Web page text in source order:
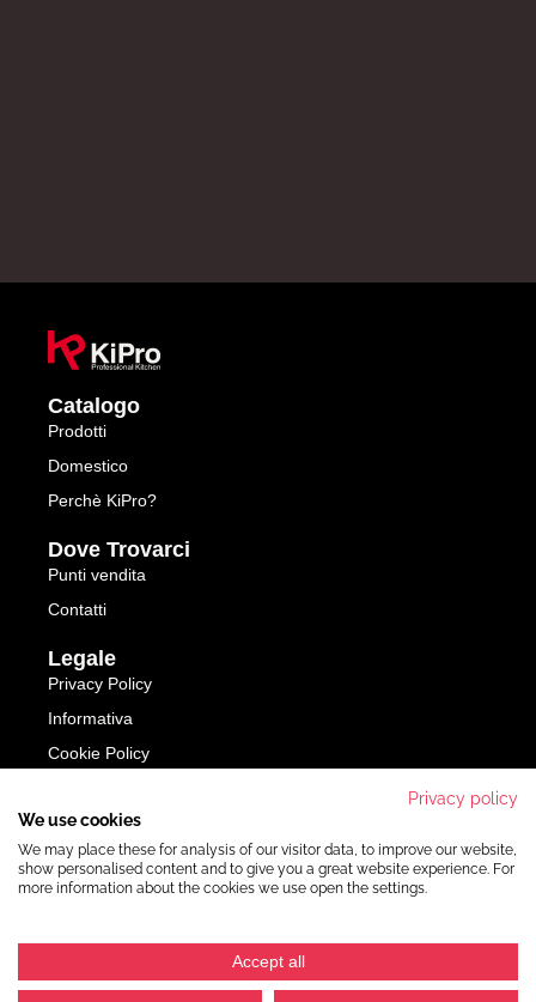
Catalogo
Prodotti
Domestico
Perchè KiPro?
Dove Trovarci
Punti vendita
Contatti
Legale
Privacy Policy
Informativa
Cookie Policy
SFOGLIA IL CATALOGO
Emilia Italy - P.IVA 00432820355 - REA RE131060RE7133 - Albo coop A114930 -
Cap. sociale 876.000€ interamente versato
Privacy policy
We use cookies
We may place these for analysis of our visitor data, to improve our website,
show personalised content and to give you a great website experience. For
more information about the cookies we use open the settings.
Accept all